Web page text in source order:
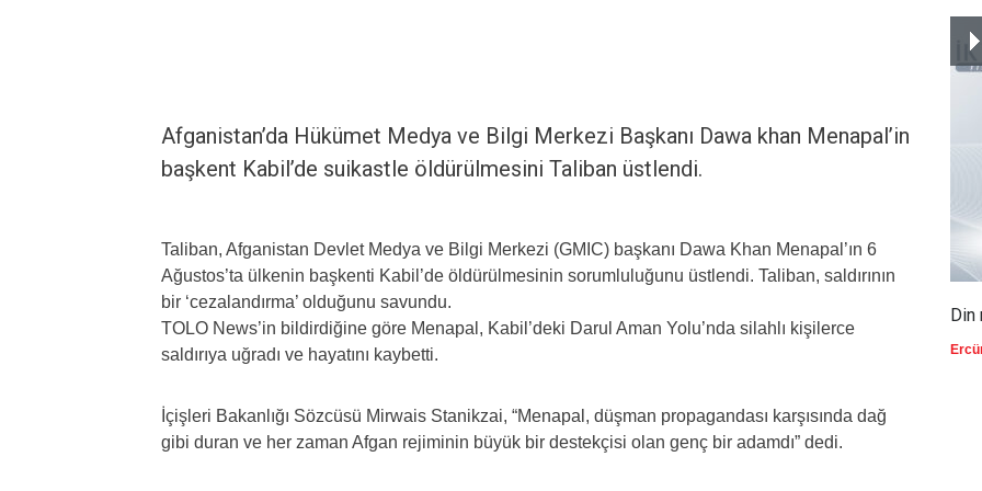
Afganistan’da Hükümet Medya ve Bilgi Merkezi Başkanı Dawa khan Menapal’in
başkent Kabil’de suikastle öldürülmesini Taliban üstlendi.
Taliban, Afganistan Devlet Medya ve Bilgi Merkezi (GMIC) başkanı Dawa Khan Menapal’ın 6
Ağustos’ta ülkenin başkenti Kabil’de öldürülmesinin sorumluluğunu üstlendi. Taliban, saldırının
bir ‘cezalandırma’ olduğunu savundu.
TOLO News’in bildirdiğine göre Menapal, Kabil’deki Darul Aman Yolu’nda silahlı kişilerce
saldırıya uğradı ve hayatını kaybetti.
İçişleri Bakanlığı Sözcüsü Mirwais Stanikzai, “Menapal, düşman propagandası karşısında dağ
gibi duran ve her zaman Afgan rejiminin büyük bir destekçisi olan genç bir adamdı” dedi.
Din